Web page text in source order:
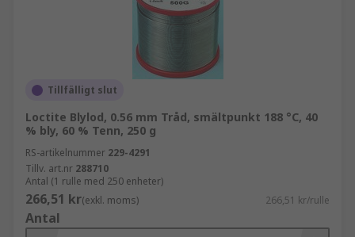
Tillfälligt slut
Loctite Blylod, 0.56 mm Tråd, smältpunkt 188 °C, 40
% bly, 60 % Tenn, 250 g
RS-artikelnummer 229-4291
Tillv. art.nr 288710
Antal (1 rulle med 250 enheter)
266,51 kr(exkl. moms) 266,51 kr/rulle
Antal